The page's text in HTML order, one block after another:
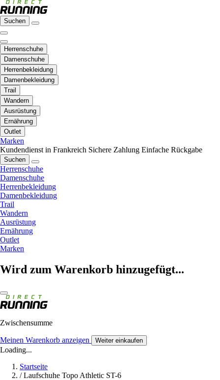
Suchen
Herrenschuhe
Damenschuhe
Herrenbekleidung
Damenbekleidung
Trail
Wandern
Ausrüstung
Ernährung
Outlet
Marken
Kundendienst in Frankreich Sichere Zahlung Einfache Rückgabe
Suchen
Herrenschuhe
Damenschuhe
Herrenbekleidung
Damenbekleidung
Trail
Wandern
Ausrüstung
Ernährung
Outlet
Marken
Wird zum Warenkorb hinzugefügt...
Zwischensumme
Meinen Warenkorb anzeigen Weiter einkaufen
Loading...
Startseite
/ Laufschuhe Topo Athletic ST-6